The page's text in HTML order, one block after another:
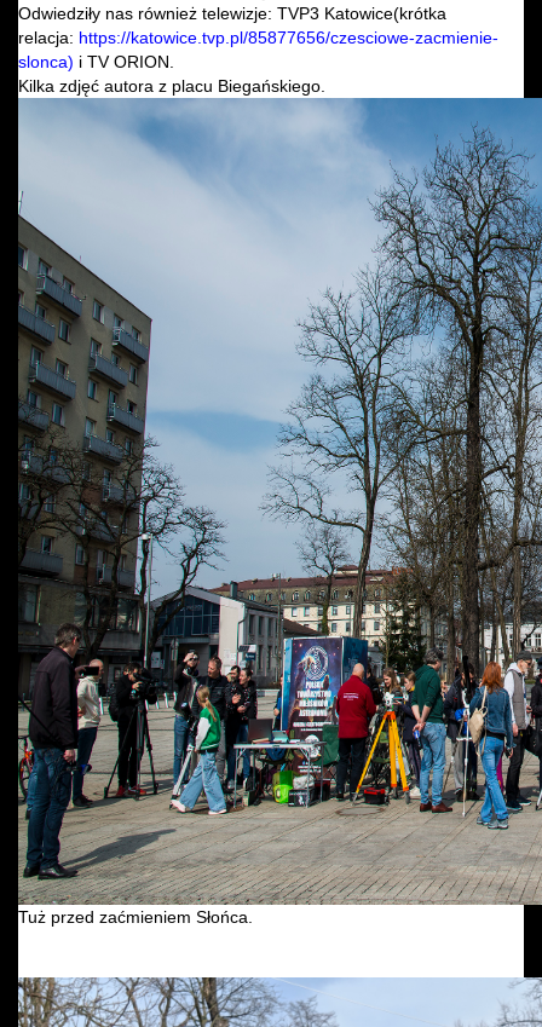
Odwiedziły nas również telewizje: TVP3 Katowice(krótka
relacja: https://katowice.tvp.pl/85877656/czesciowe-zacmienie-
slonca) i TV ORION.
Kilka zdjęć autora z placu Biegańskiego.
Tuż przed zaćmieniem Słońca.